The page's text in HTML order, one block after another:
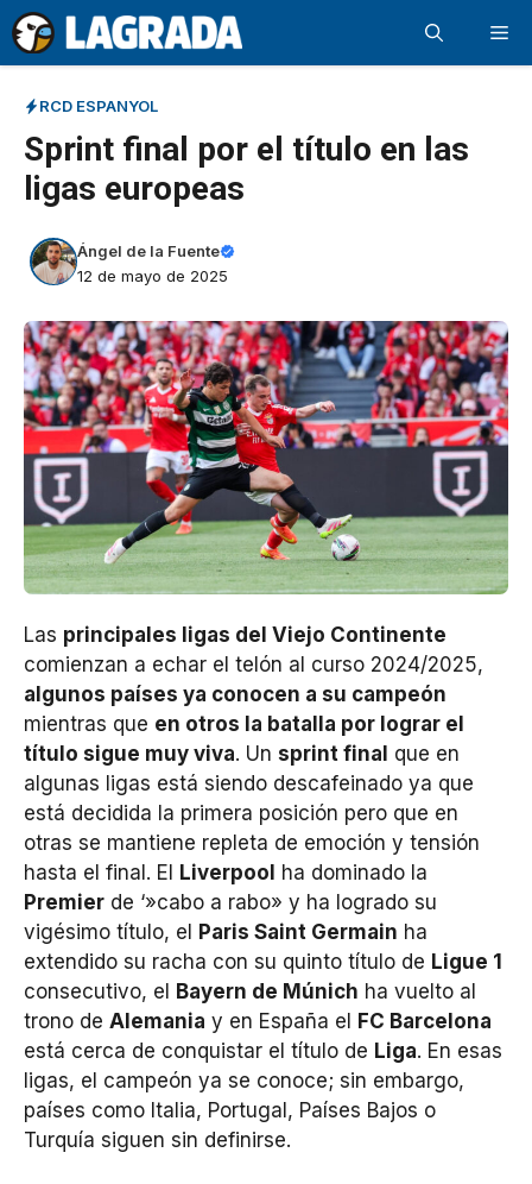
Saltar
al
contenido
RCD ESPANYOL
Sprint final por el título en las
ligas europeas
Ángel de la Fuente
12 de mayo de 2025
Las principales ligas del Viejo Continente
comienzan a echar el telón al curso 2024/2025,
algunos países ya conocen a su campeón
mientras que en otros la batalla por lograr el
título sigue muy viva. Un sprint final que en
algunas ligas está siendo descafeinado ya que
está decidida la primera posición pero que en
otras se mantiene repleta de emoción y tensión
hasta el final. El Liverpool ha dominado la
Premier de ‘»cabo a rabo» y ha logrado su
vigésimo título, el Paris Saint Germain ha
extendido su racha con su quinto título de Ligue 1
consecutivo, el Bayern de Múnich ha vuelto al
trono de Alemania y en España el FC Barcelona
está cerca de conquistar el título de Liga. En esas
ligas, el campeón ya se conoce; sin embargo,
países como Italia, Portugal, Países Bajos o
Turquía siguen sin definirse.